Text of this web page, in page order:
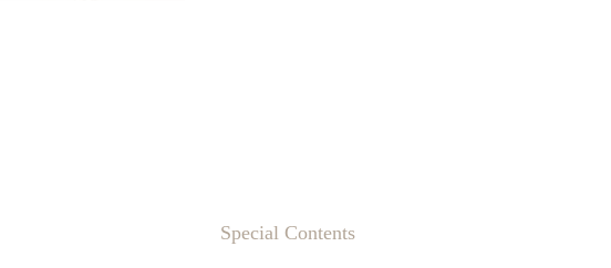
Special Contents